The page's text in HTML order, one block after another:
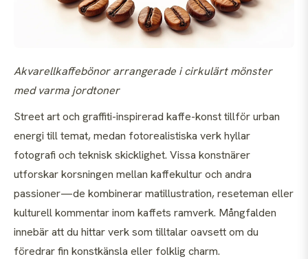
Akvarellkaffebönor arrangerade i cirkulärt mönster
med varma jordtoner
Street art och graffiti-inspirerad kaffe-konst tillför urban
energi till temat, medan fotorealistiska verk hyllar
fotografi och teknisk skicklighet. Vissa konstnärer
utforskar korsningen mellan kaffekultur och andra
passioner—de kombinerar matillustration, reseteman eller
kulturell kommentar inom kaffets ramverk. Mångfalden
innebär att du hittar verk som tilltalar oavsett om du
föredrar fin konstkänsla eller folklig charm.